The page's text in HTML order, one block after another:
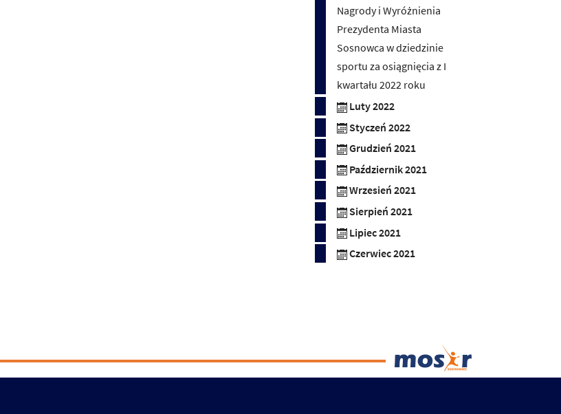
Nagrody i Wyróżnienia
Prezydenta Miasta
Sosnowca w dziedzinie
sportu za osiągnięcia z I
kwartału 2022 roku
Luty 2022
Styczeń 2022
Grudzień 2021
Październik 2021
Wrzesień 2021
Sierpień 2021
Lipiec 2021
Czerwiec 2021